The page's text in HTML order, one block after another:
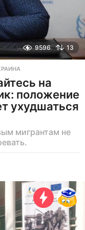
9596 13
на
положение
ухудшаться
мигрантам не